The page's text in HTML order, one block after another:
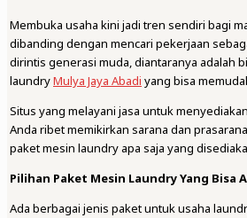
Membuka usaha kini jadi tren sendiri bagi
dibanding dengan mencari pekerjaan
dirintis generasi muda, diantaranya adalah
laundryMulya Jaya Abadi yang bisa
Situs yang melayani jasa untuk
Anda ribet memikirkan sarana dan
paket mesin laundry apa saja yang
Pilihan Paket Mesin Laundry Yang Bisa
Ada berbagai jenis paket untuk usaha